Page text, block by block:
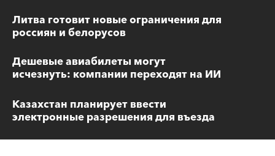
Литва готовит новые ограничения для
россиян и белорусов
Дешевые авиабилеты могут
исчезнуть: компании переходят на ИИ
Казахстан планирует ввести
электронные разрешения для въезда